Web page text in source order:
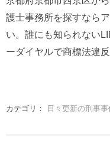
護士事務所を探すなら
い。誰にも知られない
ーダイヤルで商標法違
カテゴリ： 日々更新の刑事